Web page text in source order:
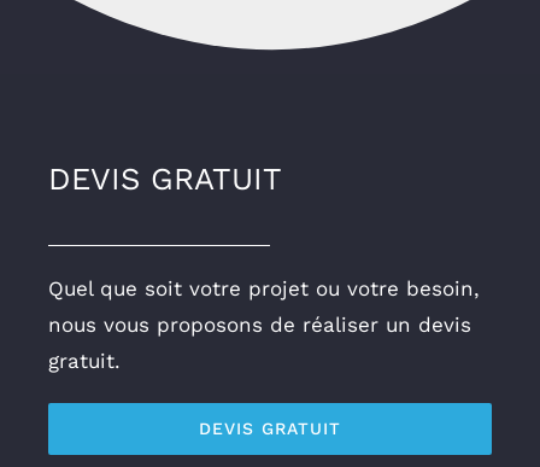
DEVIS GRATUIT
Quel que soit votre projet ou votre besoin,
nous vous proposons de réaliser un devis
gratuit.
DEVIS GRATUIT